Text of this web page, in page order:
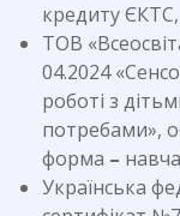
кредиту
ТОВ
04.2024
роботі з
потребами»,
форма –
Українська